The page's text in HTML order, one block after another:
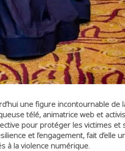
une figure incontournable de
télé, animatrice web et
pour protéger les victimes et
et l’engagement, fait d’elle
à la violence numérique.